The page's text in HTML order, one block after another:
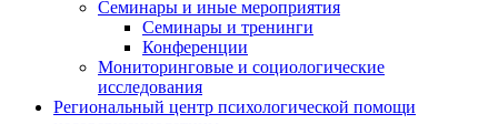
Семинары и иные мероприятия
Семинары и тренинги
Конференции
Мониторинговые и социологические
исследования
Региональный центр психологической помощи